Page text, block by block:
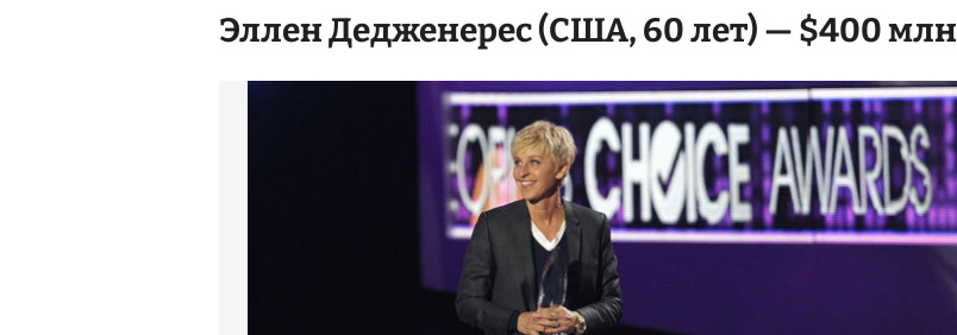
Эллен Дедженерес (США, 60 лет) — $400 млн